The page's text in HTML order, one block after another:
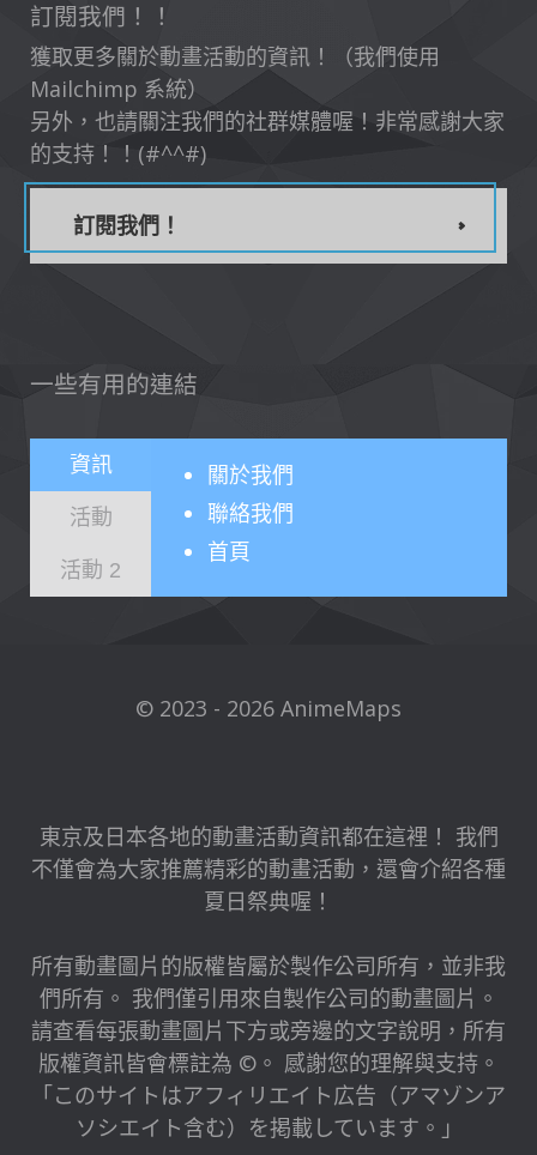
訂閱我們！！
獲取更多關於動畫活動的資訊！（我們使用
Mailchimp 系統）
另外，也請關注我們的社群媒體喔！非常感謝大家
的支持！！(#^^#)
訂閱我們！
一些有用的連結
資訊
活動
活動 2
關於我們
聯絡我們
首頁
© 2023 - 2026 AnimeMaps
東京及日本各地的動畫活動資訊都在這裡！ 我們
不僅會為大家推薦精彩的動畫活動，還會介紹各種
夏日祭典喔！
所有動畫圖片的版權皆屬於製作公司所有，並非我
們所有。 我們僅引用來自製作公司的動畫圖片。
請查看每張動畫圖片下方或旁邊的文字說明，所有
版權資訊皆會標註為 ©。 感謝您的理解與支持。
「このサイトはアフィリエイト広告（アマゾンア
ソシエイト含む）を掲載しています。」